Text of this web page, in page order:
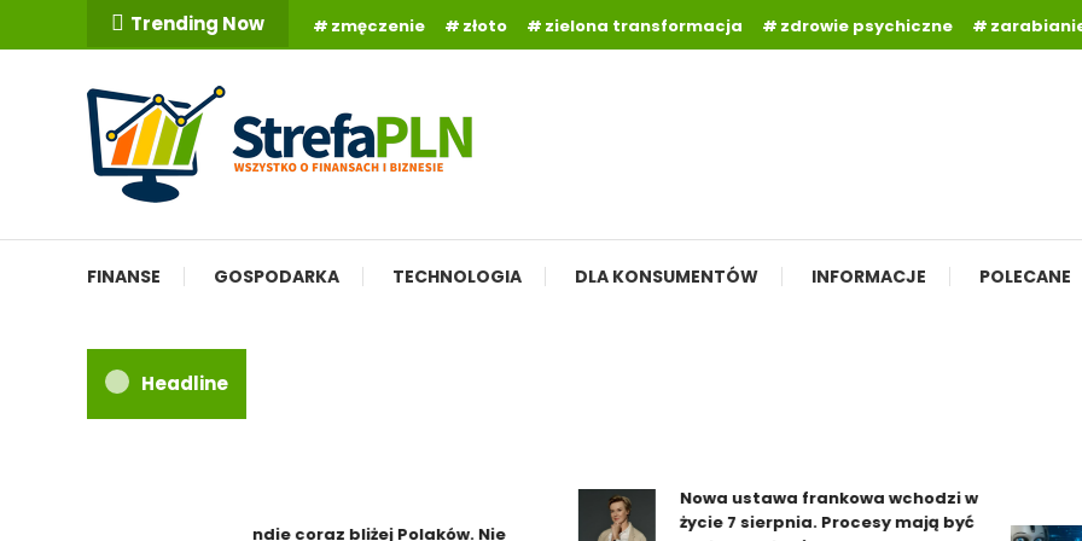
To
Trending Now zmęczenie złoto zielona transformacja zdrowie psychiczne
StrefaPLN.pl
FINANSE GOSPODARKA TECHNOLOGIA DLA KONSUMENTÓW INFORMACJE POLECANE
Headline
Indie coraz bliżej Polaków. Nie
Nowa ustawa frankowa wchodzi w
życie 7 sierpnia. Procesy mają być